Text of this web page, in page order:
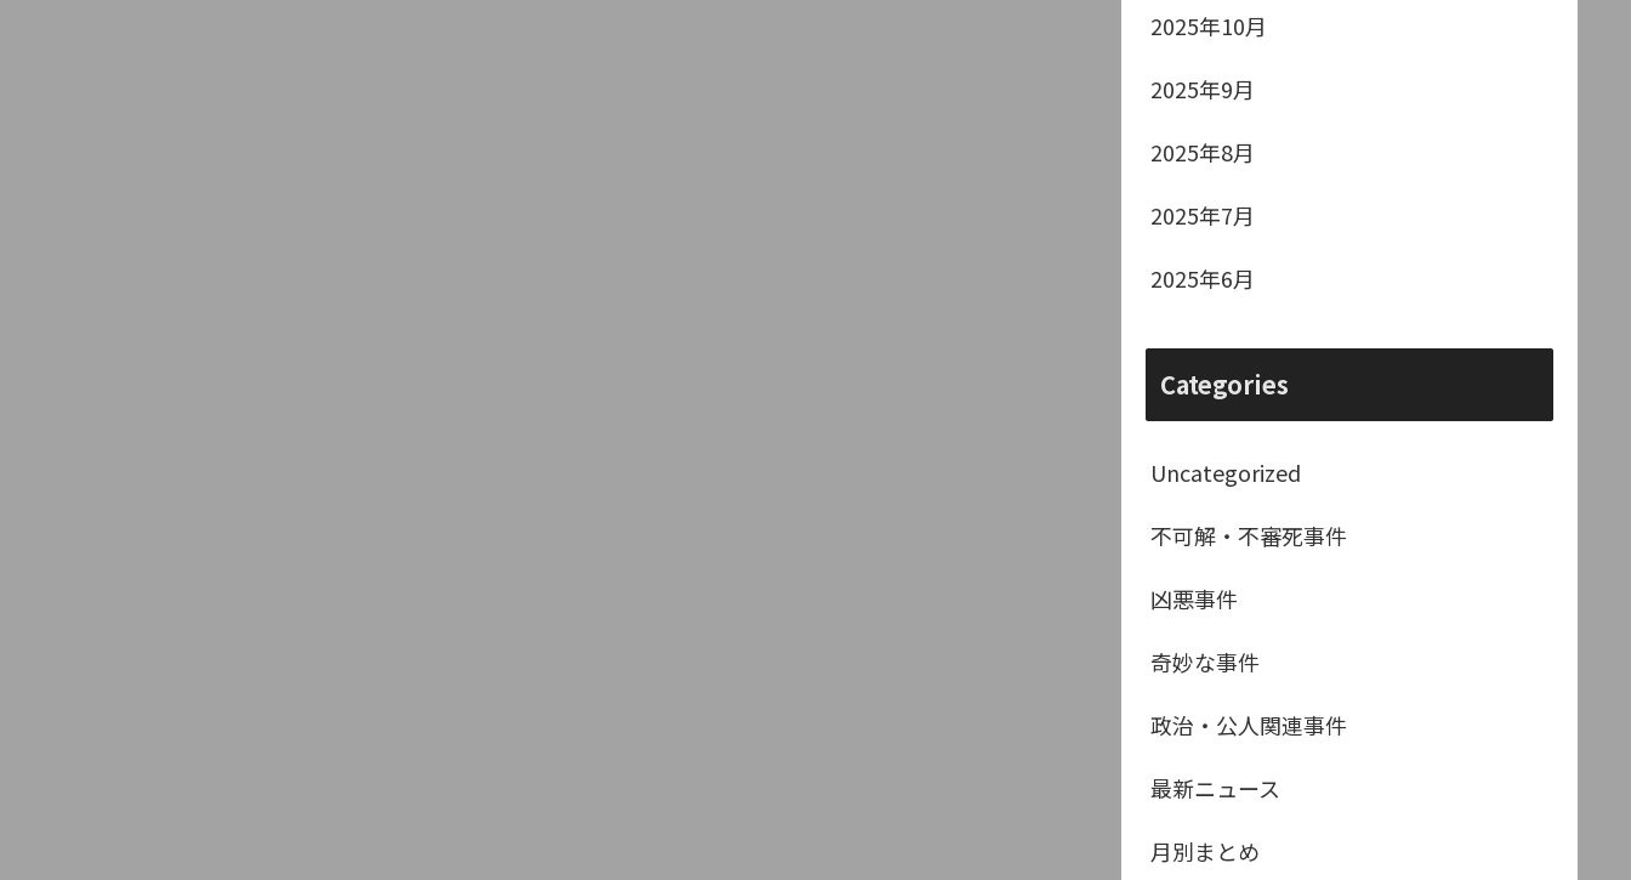
2025年10月
2025年9月
2025年8月
2025年7月
2025年6月
Categories
Uncategorized
不可解・不審死事件
凶悪事件
奇妙な事件
政治・公人関連事件
最新ニュース
月別まとめ